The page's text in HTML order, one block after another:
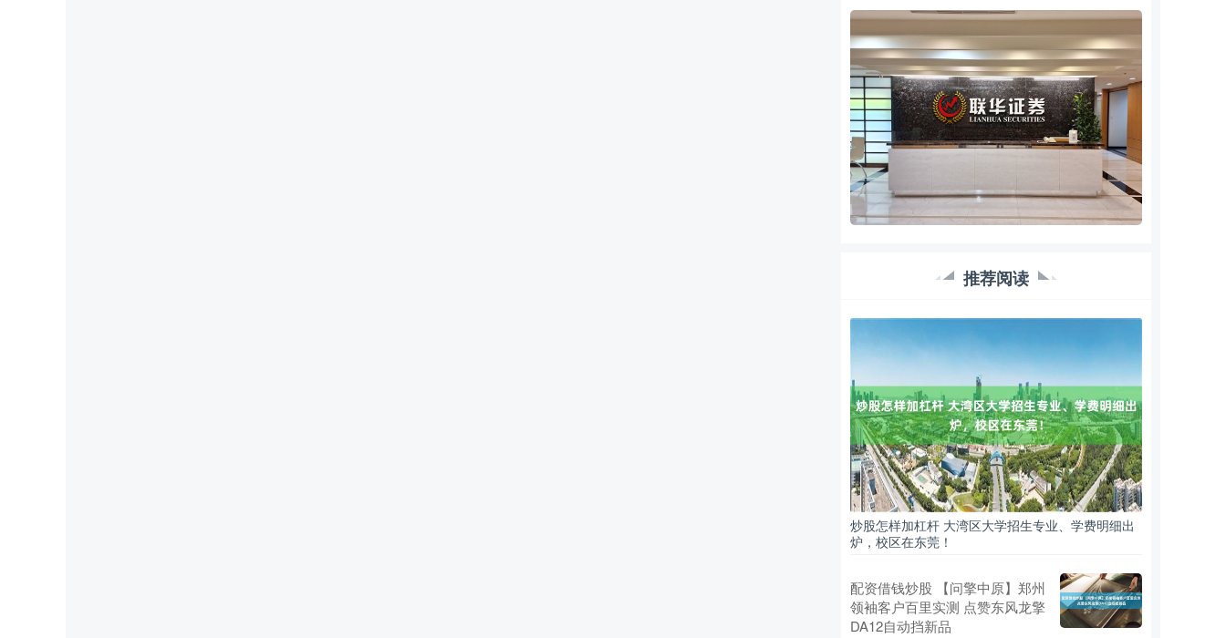
推荐阅读
炒股怎样加杠杆 大湾区大学招生专业、学费明细出
炉，校区在东莞！
配资借钱炒股 【问擎中原】郑州
领袖客户百里实测 点赞东风龙擎
DA12自动挡新品